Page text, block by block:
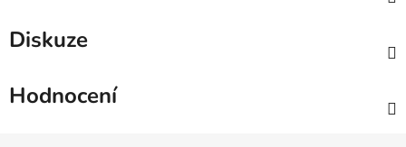
Diskuze
Hodnocení